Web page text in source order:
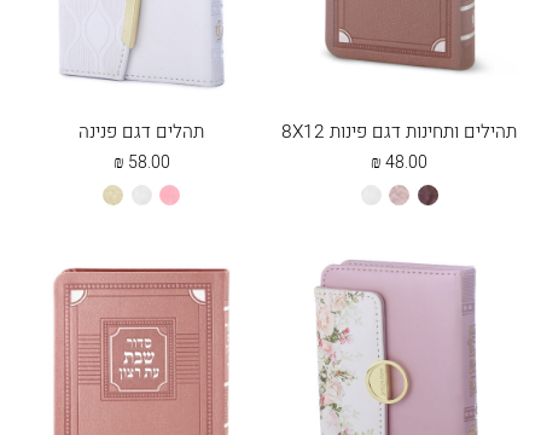
תהילים ותחינות דגם פינות 8X12
48.00
₪
חום כספסף
לבן
תהלים דגם פנינה
58.00
₪
ורוד לבן שמנת